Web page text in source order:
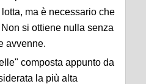
ma è necessario che
si ottiene nulla senza
avvenne.
composta appunto da
la più alta